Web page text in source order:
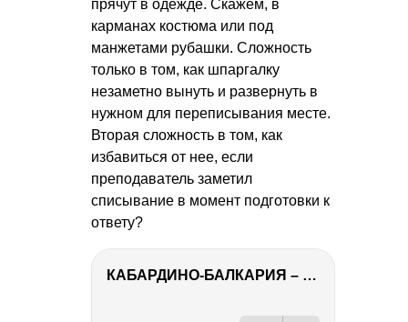
прячут в одежде. Скажем, в
карманах костюма или под
манжетами рубашки. Сложность
только в том, как шпаргалку
незаметно вынуть и развернуть в
нужном для переписывания месте.
Вторая сложность в том, как
избавиться от нее, если
преподаватель заметил
списывание в момент подготовки к
ответу?
КАБАРДИНО-БАЛКАРИЯ – ПУТЕШЕСТВИЕ НА КАВКАЗ часть 3